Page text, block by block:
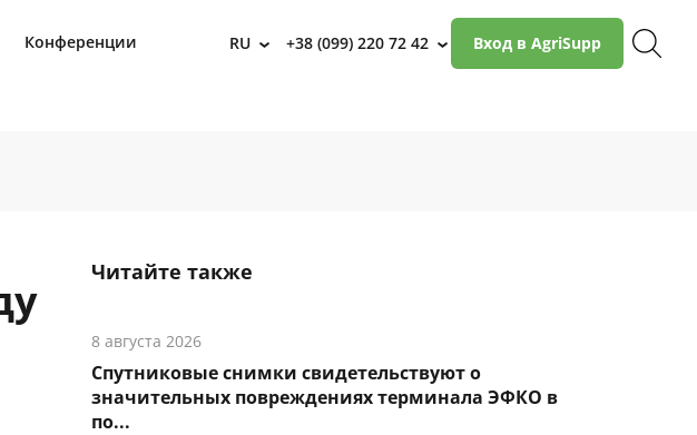
Конференции RU › +38 (099) 220 72 42 › Вход в AgriSupp
Читайте также
8 августа 2026
Спутниковые снимки свидетельствуют о
значительных повреждениях терминала ЭФКО в
по...